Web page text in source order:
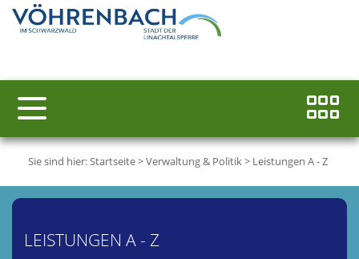
Sie sind hier:Startseite>Verwaltung & Politik> Leistungen A - Z
LEISTUNGEN A - Z